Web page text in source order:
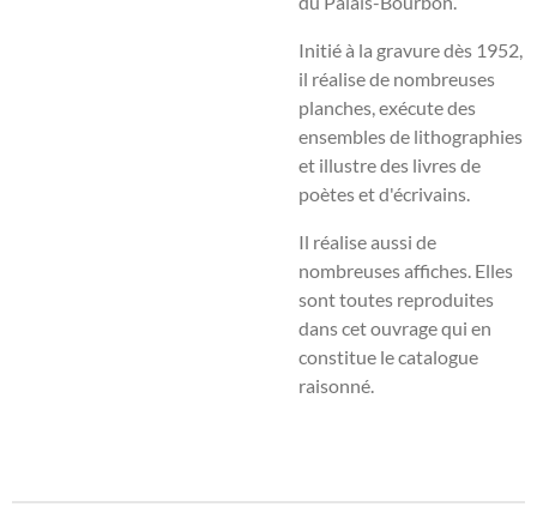
Initié à la gravure dès 1952,
il réalise de nombreuses
planches, exécute des
ensembles de lithographies
et illustre des livres de
poètes et d'écrivains.
Il réalise aussi de
nombreuses affiches. Elles
sont toutes reproduites
dans cet ouvrage qui en
constitue le catalogue
raisonné.